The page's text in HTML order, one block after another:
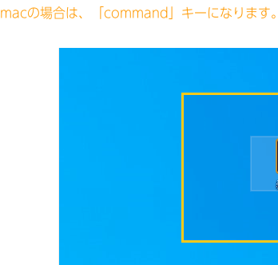
macの場合は、「command」キーになります。